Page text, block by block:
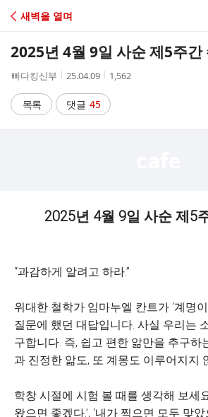
C
A
새벽을 열며
2025년 4월 9일 사순 제5주간
작
자
빠다킹신부
작
시
간
25.04.09
조
수
1,562
목록 댓글 45
2025년 4월 9일 사순 제5
“과감하게 알려고 하라.”
위대한 철학가 임마누엘 칸트가 ‘계명
질문에 했던 대답입니다. 사실 우리는
구합니다. 즉, 쉽고 편한 앎만을 추구하
과 진정한 앎도, 또 계몽도 이루어지지
학창 시절에 시험 볼 때를 생각해 보세
왔으면 좋겠다.’, ‘내가 찍으면 모두 맞